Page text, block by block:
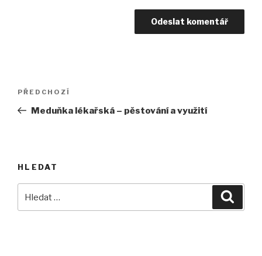
Navigace
příspěvek
Předchozí
příspěvek
PŘEDCHOZÍ
Meduňka lékařská – pěstování a využití
HLEDAT